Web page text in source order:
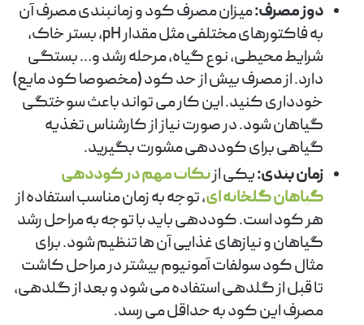
دوز مصرف:میزان مصرف کود و زمانبندی مصرف آن
به فاکتورهای مختلفی مثل مقدار pH، بستر خاک،
شرایط محیطی، نوع گیاه، مرحله رشد و… بستگی
دارد. از مصرف بیش از حد کود (مخصوصا کود مایع)
خودداری کنید. این کار می تواند باعث سوختگی
گیاهان شود. در صورت نیاز از کارشناس تغذیه
گیاهی برای کوددهی مشورت بگیرید.
زمان بندی:یکی ازنکات مهم در کوددهی
گیاهان گلخانه ای، توجه به زمان مناسب استفاده از
هر کود است. کوددهی باید با توجه به مراحل رشد
گیاهان و نیازهای غذایی آن ها تنظیم شود. برای
مثال کود سولفات آمونیوم بیشتر در مراحل کاشت
تا قبل از گلدهی استفاده می شود و بعد از گلدهی،
مصرف این کود به حداقل می رسد.